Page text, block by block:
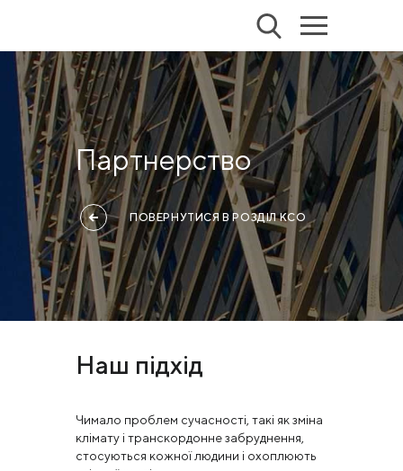
Партнерство
ПОВЕРНУТИСЯ В РОЗДІЛ КСО
Наш підхід
Чимало проблем сучасності, такі як зміна
клімату і транскордонне забруднення,
стосуються кожної людини і охоплюють